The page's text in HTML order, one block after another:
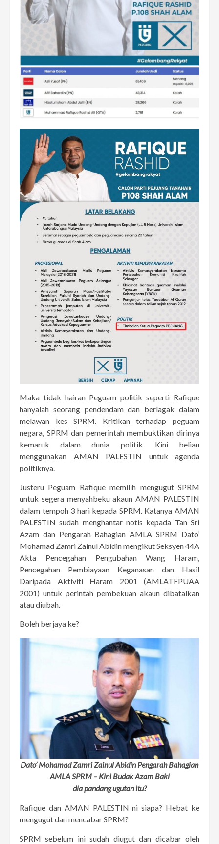
Maka tidak hairan Peguam politik seperti Rafique
hanyalah seorang pendendam dan berlagak dalam
melawan kes SPRM. Kritikan terhadap peguam
negara, SPRM dan pemerintah membuktikan dirinya
kemaruk dalam dunia politik. Kini beliau
menggunakan AMAN PALESTIN untuk agenda
politiknya.
Justeru Peguam Rafique memilih mengugut SPRM
untuk segera menyahbeku akaun AMAN PALESTIN
dalam tempoh 3 hari kepada SPRM. Katanya AMAN
PALESTIN sudah menghantar notis kepada Tan Sri
Azam dan Pengarah Bahagian AMLA SPRM Dato’
Mohamad Zamri Zainul Abidin mengikut Seksyen 44A
Akta Pencegahan Pengubahan Wang Haram,
Pencegahan Pembiayaan Keganasan dan Hasil
Daripada Aktiviti Haram 2001 (AMLATFPUAA
2001) untuk perintah pembekuan akaun dibatalkan
atau diubah.
Boleh berjaya ke?
Dato’ Mohamad Zamri Zainul Abidin Pengarah Bahagian
AMLA SPRM – Kini Budak Azam Baki
dia pandang ugutan itu?
Rafique dan AMAN PALESTIN ni siapa? Hebat ke
mengugut dan mencabar SPRM?
SPRM sebelum ini sudah diugut dan dicabar oleh